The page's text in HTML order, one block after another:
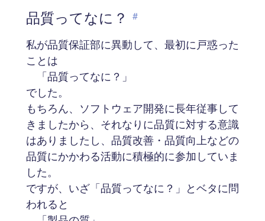
品質ってなに？ #
私が品質保証部に異動して、最初に戸惑った
ことは
「品質ってなに？」
でした。
もちろん、ソフトウェア開発に長年従事して
きましたから、それなりに品質に対する意識
はありましたし、品質改善・品質向上などの
品質にかかわる活動に積極的に参加していま
した。
ですが、いざ「品質ってなに？」とベタに問
われると